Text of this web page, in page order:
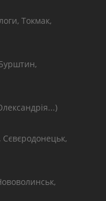
Токмак,